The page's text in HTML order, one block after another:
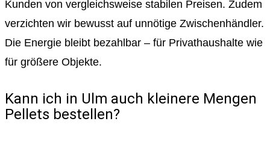
Kunden von vergleichsweise stabilen Preisen. Zudem
verzichten wir bewusst auf unnötige Zwischenhändler.
Die Energie bleibt bezahlbar – für Privathaushalte wie
für größere Objekte.
Kann ich in Ulm auch kleinere Mengen
Pellets bestellen?